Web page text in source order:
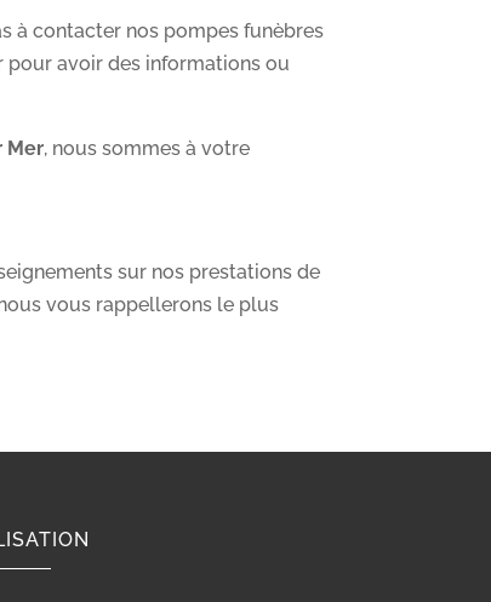
à contacter nos pompes funèbres
pour avoir des informations ou
Mer, nous sommes à votre
sur nos prestations de
vous rappellerons le plus